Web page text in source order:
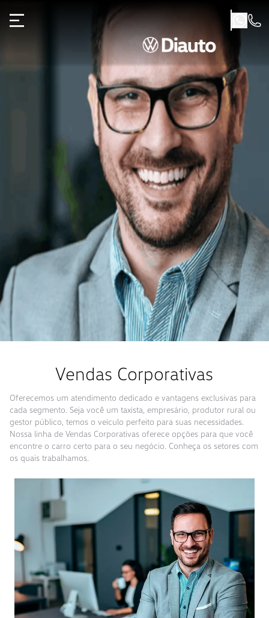
Vendas Corporativas
Oferecemos um atendimento dedicado e vantagens exclusivas para
cada segmento. Seja você um taxista, empresário, produtor rural ou
gestor público, temos o veículo perfeito para suas necessidades.
Nossa linha de Vendas Corporativas oferece opções para que você
encontre o carro certo para o seu negócio. Conheça os setores com
os quais trabalhamos.